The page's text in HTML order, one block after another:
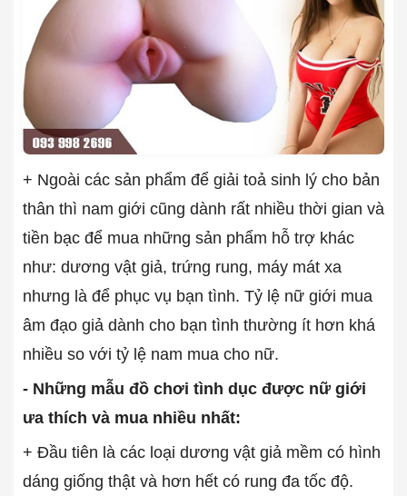
+ Ngoài các sản phẩm để giải toả sinh lý cho bản
thân thì nam giới cũng dành rất nhiều thời gian và
tiền bạc để mua những sản phẩm hỗ trợ khác
như: dương vật giả, trứng rung, máy mát xa
nhưng là để phục vụ bạn tình. Tỷ lệ nữ giới mua
âm đạo giả dành cho bạn tình thường ít hơn khá
nhiều so với tỷ lệ nam mua cho nữ.
- Những mẫu đồ chơi tình dục được nữ giới
ưa thích và mua nhiều nhất:
+ Đầu tiên là các loại dương vật giả mềm có hình
dáng giống thật và hơn hết có rung đa tốc độ.